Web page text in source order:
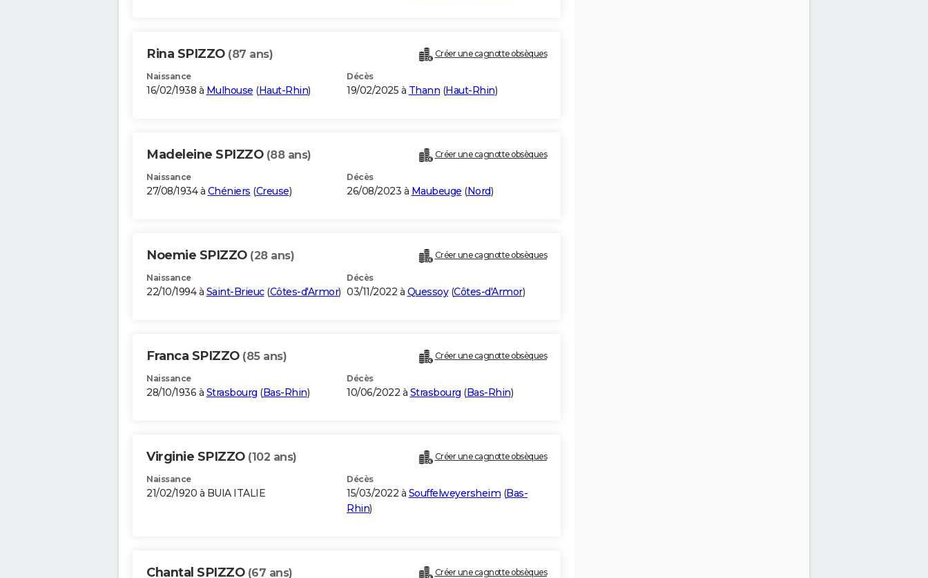
Rina SPIZZO (87 ans) Créer une cagnotte obsèques
Naissance
16/02/1938 à Mulhouse (Haut-Rhin)
Décès
19/02/2025 à Thann (Haut-Rhin)
Madeleine SPIZZO (88 ans) Créer une cagnotte obsèques
Naissance
27/08/1934 à Chéniers (Creuse)
Décès
26/08/2023 à Maubeuge (Nord)
Noemie SPIZZO (28 ans) Créer une cagnotte obsèques
Naissance
22/10/1994 à Saint-Brieuc(Côtes-d'Armor)
Décès
03/11/2022 à Quessoy(Côtes-d'Armor)
Franca SPIZZO (85 ans) Créer une cagnotte obsèques
Naissance
28/10/1936 à Strasbourg (Bas-Rhin)
Décès
10/06/2022 à Strasbourg (Bas-Rhin)
Virginie SPIZZO (102 ans) Créer une cagnotte obsèques
Naissance
21/02/1920 à BUIA ITALIE
Décès
15/03/2022 à Souffelweyersheim (Bas-
Rhin)
Chantal SPIZZO (67 ans) Créer une cagnotte obsèques